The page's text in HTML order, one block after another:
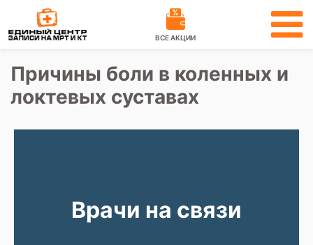
ВСЕ АКЦИИ
Причины боли в коленных и
локтевых суставах
Врачи на связи